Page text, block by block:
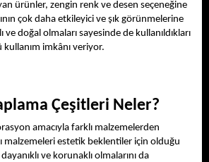
ürünler, zengin renk ve desen seçeneğine
çok daha etkileyici ve şık görünmelerine
ve doğal olmaları sayesinde de kullanıldıkları
imkânı veriyor.
Çeşitleri Neler?
amacıyla farklı malzemelerden
malzemeleri estetik beklentiler için olduğu
ve korunaklı olmalarını da